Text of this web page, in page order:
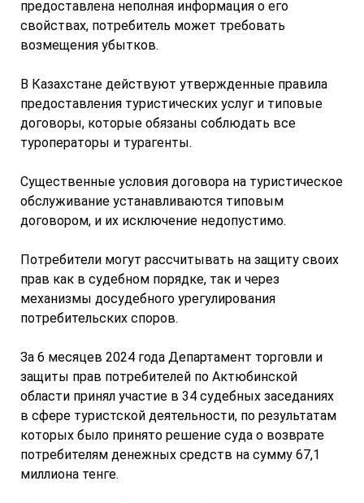
предоставлена неполная информация о его
свойствах, потребитель может требовать
возмещения убытков.
В Казахстане действуют утвержденные правила
предоставления туристических услуг и типовые
договоры, которые обязаны соблюдать все
туроператоры и турагенты.
Существенные условия договора на туристическое
обслуживание устанавливаются типовым
договором, и их исключение недопустимо.
Потребители могут рассчитывать на защиту своих
прав как в судебном порядке, так и через
механизмы досудебного урегулирования
потребительских споров.
За 6 месяцев 2024 года Департамент торговли и
защиты прав потребителей по Актюбинской
области принял участие в 34 судебных заседаниях
в сфере туристской деятельности, по результатам
которых было принято решение суда о возврате
потребителям денежных средств на сумму 67,1
миллиона тенге.